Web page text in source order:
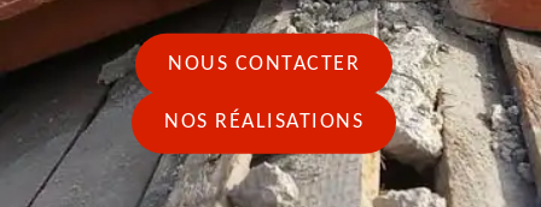
NOUS CONTACTER
NOS RÉALISATIONS